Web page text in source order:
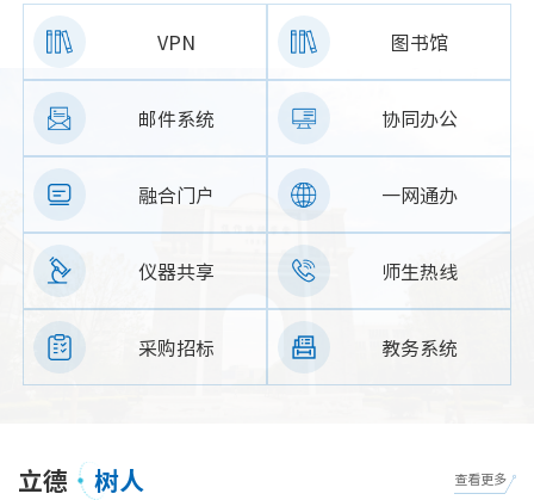
VPN 图书馆
邮件系统 协同办公
融合门户 一网通办
仪器共享 师生热线
采购招标 教务系统
立德 树人 查看更多